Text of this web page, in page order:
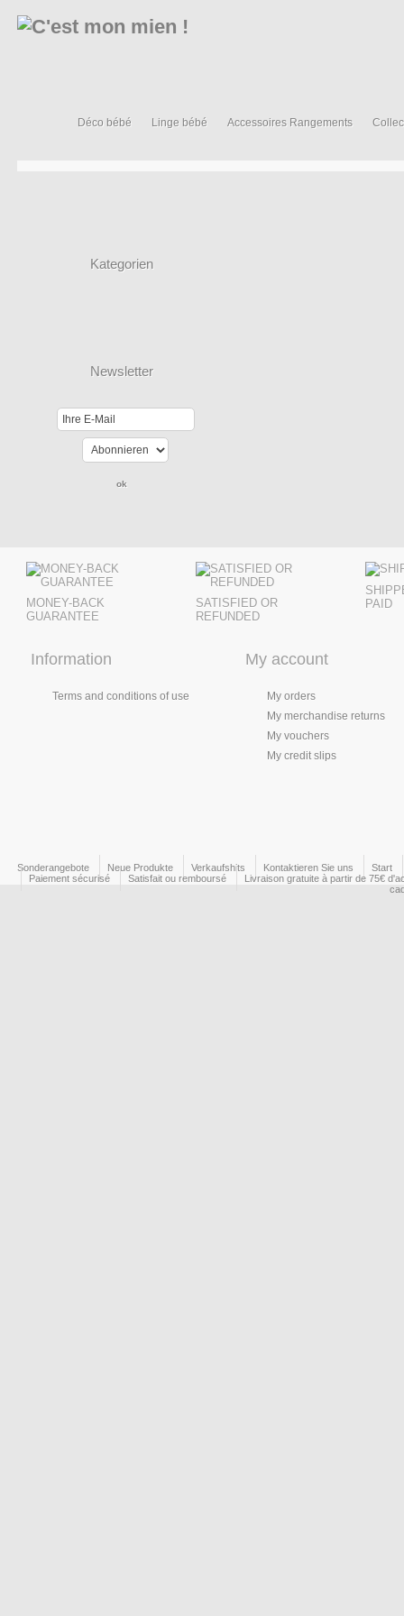
Déco bébé Linge bébé Accessoires Rangements
Kategorien
Newsletter
MONEY-BACK
GUARANTEE
SATISFIED OR
REFUNDED
PAID
Information
Terms and conditions of use
My account
My orders
My merchandise returns
My vouchers
My credit slips
Sonderangebote Neue Produkte Verkaufshits Kontaktieren Sie uns
Start
Paiement sécurisé
Satisfait ou remboursé
Livraison gratuite à partir de 75€